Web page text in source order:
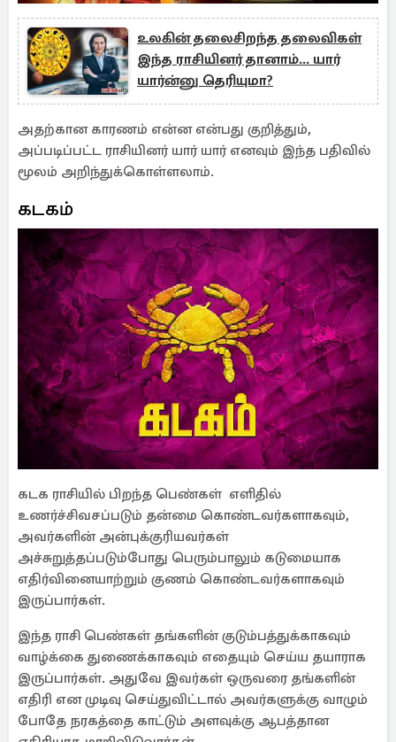
உலகின் தலைசிறந்த தலைவிகள்
இந்த ராசியினர் தானாம்... யார்
யார்ன்னு தெரியுமா?
அதற்கான காரணம் என்ன என்பது குறித்தும்,
அப்படிப்பட்ட ராசியினர் யார் யார் எனவும் இந்த பதிவில்
மூலம் அறிந்துக்கொள்ளலாம்.
கடகம்
கடக ராசியில் பிறந்த பெண்கள் எளிதில்
உணர்ச்சிவசப்படும் தன்மை கொண்டவர்களாகவும்,
அவர்களின் அன்புக்குரியவர்கள்
அச்சுறுத்தப்படும்போது பெரும்பாலும் கடுமையாக
எதிர்வினையாற்றும் குணம் கொண்டவர்களாகவும்
இருப்பார்கள்.
இந்த ராசி பெண்கள் தங்களின் குடும்பத்துக்காகவும்
வாழ்க்கை துணைக்காகவும் எதையும் செய்ய தயாராக
இருப்பார்கள். அதுவே இவர்கள் ஒருவரை தங்களின்
எதிரி என முடிவு செய்துவிட்டால் அவர்களுக்கு வாழும்
போதே நரகத்தை காட்டும் அளவுக்கு ஆபத்தான